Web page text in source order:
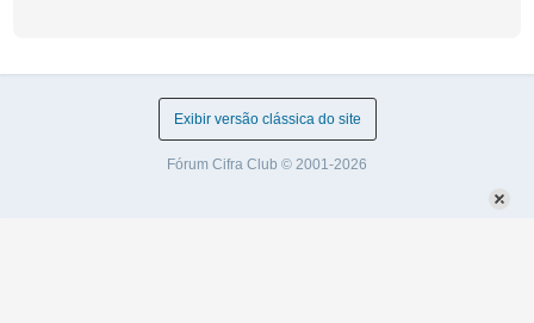
Exibir versão clássica do site
Fórum Cifra Club © 2001-2026